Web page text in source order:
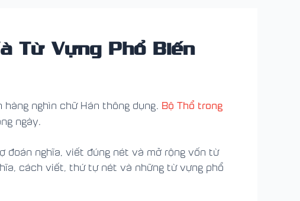
Từ Vựng Phổ Biến
nghìn chữ Hán thông dụng. Bộ Thổ trong
ngày.
đoán nghĩa, viết đúng nét và mở rộng vốn từ
cách viết, thứ tự nét và những từ vựng phổ